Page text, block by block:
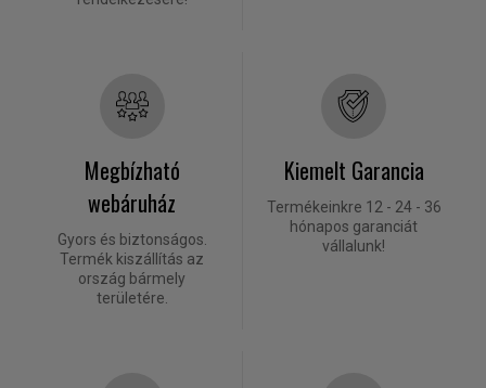
Megbízható
webáruház
Gyors és biztonságos.
Termék kiszállítás az
ország bármely
területére.
Kiemelt Garancia
Termékeinkre 12 - 24 - 36
hónapos garanciát
vállalunk!